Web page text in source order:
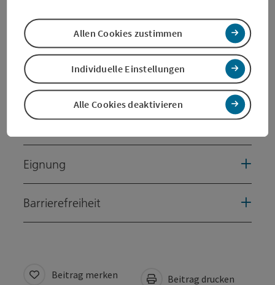
Kontakt
Öffnungszeiten
Eignung
Barrierefreiheit
Beitrag merken Beitrag drucken
Alle Cookies deaktivieren
Individuelle Einstellungen
Allen Cookies zustimmen